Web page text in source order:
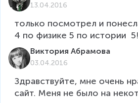
13.04.2016
только посмотрел и
4 по физике 5 по истории
Виктория Абрамова
03.04.2016
Здравствуйте, мне очень
сайт. Меня не было на